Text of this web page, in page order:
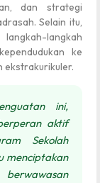
dan strategi
Selain itu,
langkah
ke
ekstrakurikuler.
ini,
aktif
Sekolah
menciptakan